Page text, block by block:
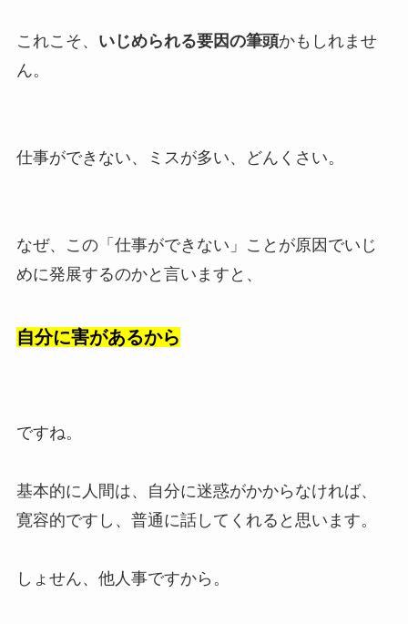
これこそ、 いじめられる要因の筆頭かもしれませ
ん。
仕事ができない、ミスが多い、どんくさい。
なぜ、この「仕事ができない」ことが原因でいじ
めに発展するのかと言いますと、
自分に害があるから
ですね。
基本的に人間は、自分に迷惑がかからなければ、
寛容的ですし、普通に話してくれると思います。
しょせん、他人事ですから。